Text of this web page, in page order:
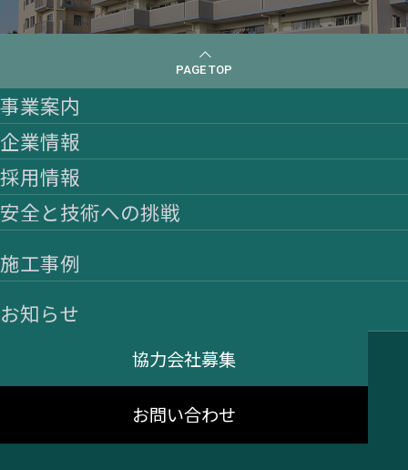
PAGE TOP
事業案内
企業情報
採用情報
安全と技術への挑戦
施工事例
お知らせ
協力会社募集
お問い合わせ